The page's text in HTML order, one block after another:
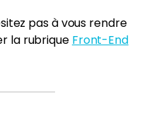
pas à vous rendre
la rubrique Front-End